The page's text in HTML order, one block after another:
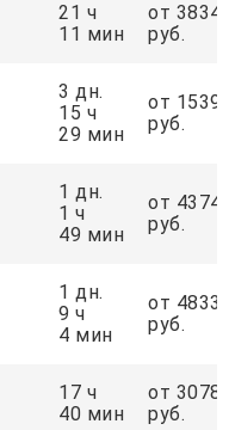
21 ч
11 мин
от
руб.
3 дн.
15 ч
29 мин
от
руб.
1 дн.
1 ч
49 мин
от
руб.
1 дн.
9 ч
4 мин
от
руб.
17 ч
40 мин
от
руб.